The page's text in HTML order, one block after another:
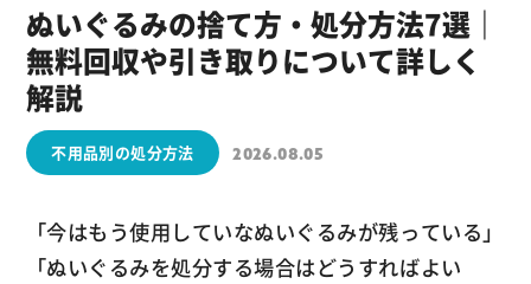
ぬいぐるみの捨て方・処分方法7選｜
無料回収や引き取りについて詳しく
解説
不用品別の処分方法 2026.08.05
「今はもう使用していなぬいぐるみが残っている」
「ぬいぐるみを処分する場合はどうすればよい